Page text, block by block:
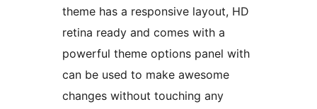
theme has a responsive layout, HD
retina ready and comes with a
powerful theme options panel with
can be used to make awesome
changes without touching any